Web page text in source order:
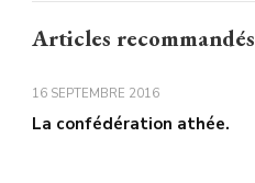
Articles recommandés
16 SEPTEMBRE 2016
La confédération athée.